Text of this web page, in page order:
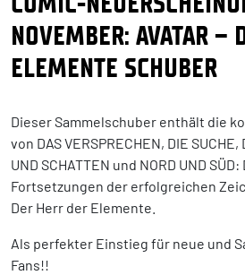
NOVEMBER: AVATAR –
ELEMENTE SCHUBER
Dieser Sammelschuber enthält die
von DAS VERSPRECHEN, DIE SUCHE,
UND SCHATTEN und NORD UND
Fortsetzungen der erfolgreichen
Der Herr der Elemente.
Als perfekter Einstieg für neue und
Fans!!